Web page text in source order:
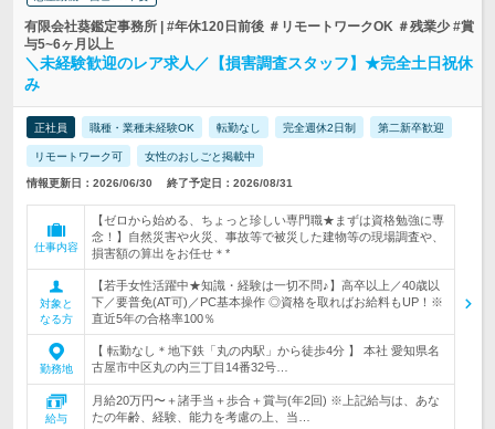
有限会社葵鑑定事務所 | #年休120日前後 ＃リモートワークOK ＃残業少 #賞
与5~6ヶ月以上
＼未経験歓迎のレア求人／【損害調査スタッフ】★完全土日祝休
み
正社員 職種・業種未経験OK 転勤なし 完全週休2日制 第二新卒歓迎
リモートワーク可 女性のおしごと掲載中
情報更新日：2026/06/30 終了予定日：2026/08/31
仕事内容
【ゼロから始める、ちょっと珍しい専門職★まずは資格勉強に専
念！】自然災害や火災、事故等で被災した建物等の現場調査や、
損害額の算出をお任せ＊*
対象と
なる方
【若手女性活躍中★知識・経験は一切不問♪】高卒以上／40歳以
下／要普免(AT可)／PC基本操作 ◎資格を取ればお給料もUP！※
直近5年の合格率100％
勤務地
【 転勤なし＊地下鉄「丸の内駅」から徒歩4分 】 本社 愛知県名
古屋市中区丸の内三丁目14番32号…
給与
月給20万円〜＋諸手当＋歩合＋賞与(年2回) ※上記給与は、あな
たの年齢、経験、能力を考慮の上、当…